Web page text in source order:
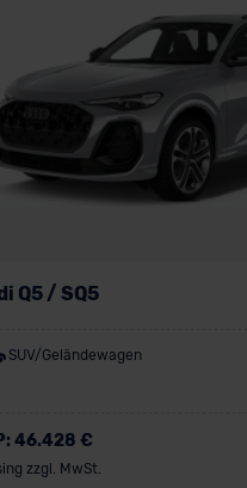
Q5 / SQ5
SUV/Geländewagen
46.428 €
zzgl. MwSt.